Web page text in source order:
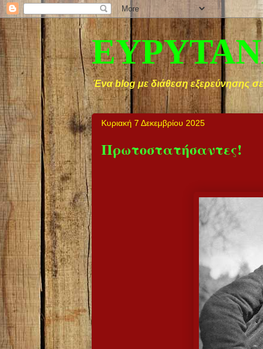
Ένα blog με διάθεση εξερεύνησης
Κυριακή 7 Δεκεμβρίου 2025
Πρωτοστατήσαντες!